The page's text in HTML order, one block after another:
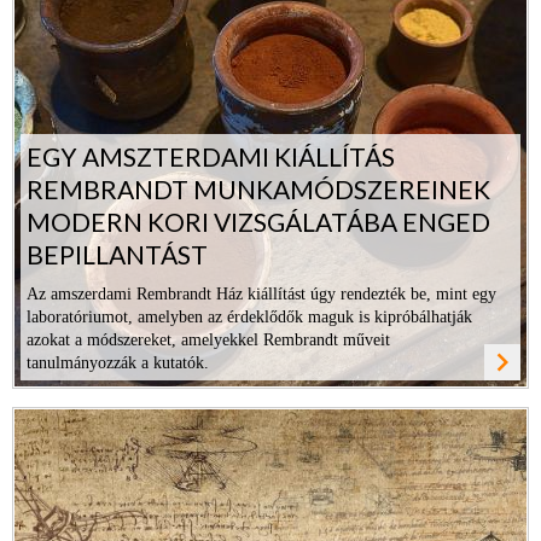
EGY AMSZTERDAMI KIÁLLÍTÁS
REMBRANDT MUNKAMÓDSZEREINEK
MODERN KORI VIZSGÁLATÁBA ENGED
BEPILLANTÁST
Az amszerdami Rembrandt Ház kiállítást úgy rendezték be, mint egy
laboratóriumot, amelyben az érdeklődők maguk is kipróbálhatják
azokat a módszereket, amelyekkel Rembrandt műveit
tanulmányozzák a kutatók.
navigate_next